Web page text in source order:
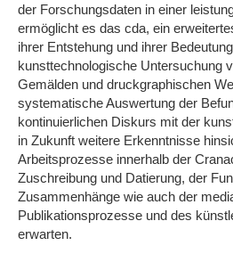
der Forschungsdaten in einer
ermöglicht es das cda, ein
ihrer Entstehung und ihrer
kunsttechnologische Untersuchung
Gemälden und druckgraphischen
systematische Auswertung der
kontinuierlichen Diskurs mit der
in Zukunft weitere Erkenntnisse
Arbeitsprozesse innerhalb der
Zuschreibung und Datierung, der
Zusammenhänge wie auch der
Publikationsprozesse und des
erwarten.